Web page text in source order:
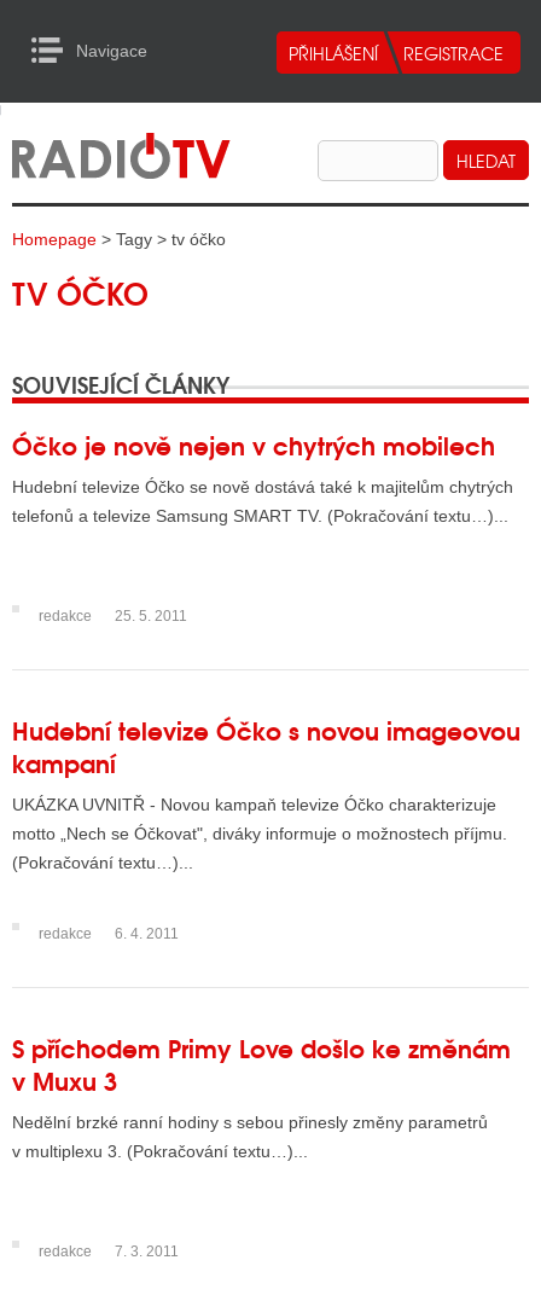
Navigace
RADIA
TELEVIZE
INTERNET
TISK
RADIA
RÁDIÍ
RÁDIÍ
VYSÍLAČE
TELEVIZE
TELEVIZÍ
INTERNET
STRÁNKY TV
TISK
BLOGERA
to Content
Homepage > Tagy > tv óčko
TV ÓČKO
SOUVISEJÍCÍ ČLÁNKY
Óčko je nově nejen v chytrých mobilech
Hudební televize Óčko se nově dostává také k majitelům chytrých
telefonů a televize Samsung SMART TV. (Pokračování textu…)...
redakce 25. 5. 2011
Hudební televize Óčko s novou imageovou
kampaní
UKÁZKA UVNITŘ - Novou kampaň televize Óčko charakterizuje
motto „Nech se Óčkovat", diváky informuje o možnostech příjmu.
(Pokračování textu…)...
redakce 6. 4. 2011
S příchodem Primy Love došlo ke změnám
v Muxu 3
Nedělní brzké ranní hodiny s sebou přinesly změny parametrů
v multiplexu 3. (Pokračování textu…)...
redakce 7. 3. 2011